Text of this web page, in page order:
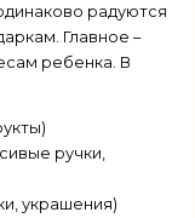
радуются
Главное –
ребенка. В
ручки,
украшения)